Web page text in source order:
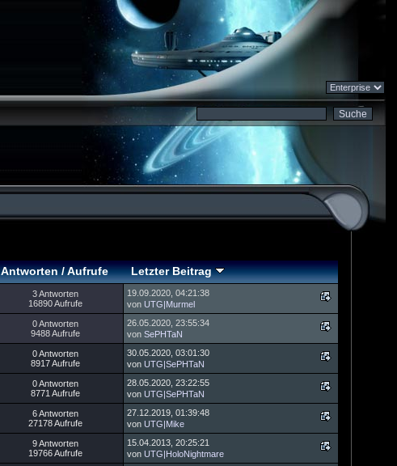
Antworten/Aufrufe
Letzter Beitrag
3 Antworten
16890 Aufrufe
19.09.2020, 04:21:38
vonUTG|Murmel
0 Antworten
9488 Aufrufe
26.05.2020, 23:55:34
vonSePHTaN
0 Antworten
8917 Aufrufe
30.05.2020, 03:01:30
vonUTG|SePHTaN
0 Antworten
8771 Aufrufe
28.05.2020, 23:22:55
vonUTG|SePHTaN
6 Antworten
27178 Aufrufe
27.12.2019, 01:39:48
vonUTG|Mike
9 Antworten
19766 Aufrufe
15.04.2013, 20:25:21
vonUTG|HoloNightmare